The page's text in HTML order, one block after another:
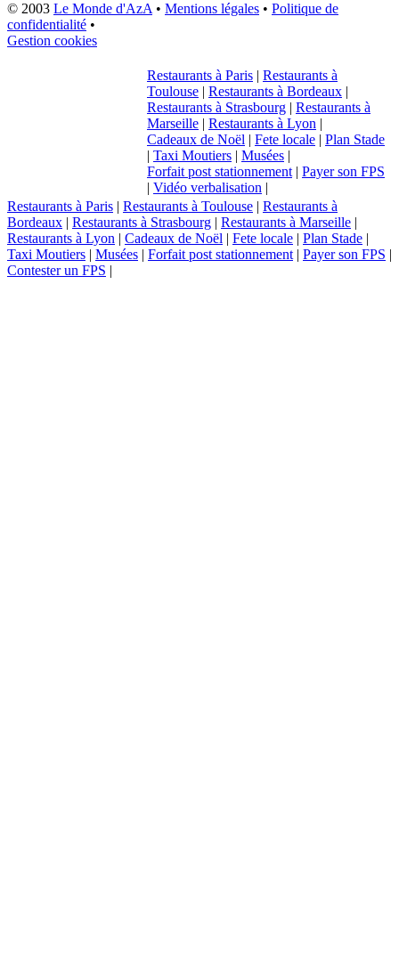
© 2003 Le Monde d'AzA • Mentions légales • Politique de
confidentialité •
Gestion cookies
Restaurants à Paris | Restaurants à
Toulouse | Restaurants à Bordeaux |
Restaurants à Strasbourg | Restaurants à
Marseille | Restaurants à Lyon |
Cadeaux de Noël | Fete locale | Plan Stade
| Taxi Moutiers | Musées |
Forfait post stationnement | Payer son FPS
| Vidéo verbalisation |
Restaurants à Paris | Restaurants à Toulouse | Restaurants à
Bordeaux | Restaurants à Strasbourg | Restaurants à Marseille |
Restaurants à Lyon | Cadeaux de Noël | Fete locale | Plan Stade |
Taxi Moutiers | Musées | Forfait post stationnement | Payer son FPS |
Contester un FPS |